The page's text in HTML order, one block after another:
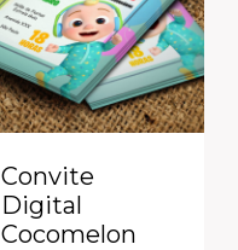
Convite
Digital
Cocomelon